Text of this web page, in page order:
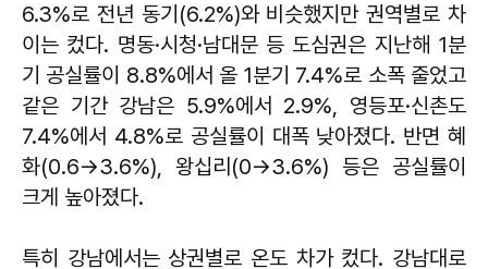
6.3%로 전년 동기(6.2%)와 비슷했지만 권역별로 차
이는 컸다. 명동·시청·남대문 등 도심권은 지난해 1분
기 공실률이 8.8%에서 올 1분기 7.4%로 소폭 줄었고
같은 기간 강남은 5.9%에서 2.9%, 영등포·신촌도
7.4%에서 4.8%로 공실률이 대폭 낮아졌다. 반면 혜
화(0.6→3.6%), 왕십리(0→3.6%) 등은 공실률이
크게 높아졌다.
특히 강남에서는 상권별로 온도 차가 컸다. 강남대로